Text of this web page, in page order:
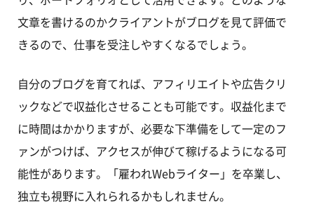
文章を書けるのかクライアントがブログを見て評価で
きるので、仕事を受注しやすくなるでしょう。
自分のブログを育てれば、アフィリエイトや広告クリ
ックなどで収益化させることも可能です。収益化まで
に時間はかかりますが、必要な下準備をして一定のフ
ァンがつけば、アクセスが伸びて稼げるようになる可
能性があります。「雇われWebライター」を卒業し、
独立も視野に入れられるかもしれません。